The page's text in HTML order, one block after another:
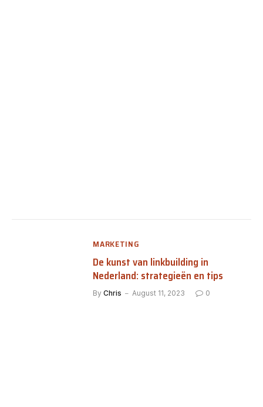
MARKETING
De kunst van linkbuilding in
Nederland: strategieën en tips
By Chris August 11, 2023 0